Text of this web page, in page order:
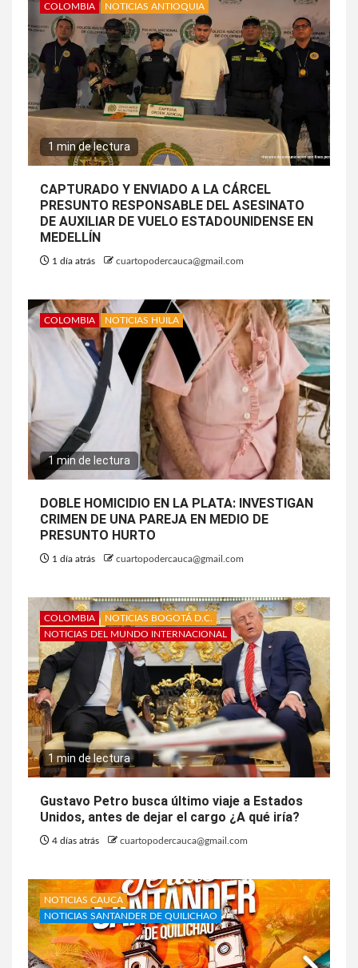
COLOMBIA NOTICIAS ANTIOQUIA
1 min de lectura
CAPTURADO Y ENVIADO A LA CÁRCEL
PRESUNTO RESPONSABLE DEL ASESINATO
DE AUXILIAR DE VUELO ESTADOUNIDENSE EN
MEDELLÍN
1 día atrás cuartopodercauca@gmail.com
COLOMBIA NOTICIAS HUILA
1 min de lectura
DOBLE HOMICIDIO EN LA PLATA: INVESTIGAN
CRIMEN DE UNA PAREJA EN MEDIO DE
PRESUNTO HURTO
1 día atrás cuartopodercauca@gmail.com
COLOMBIA
NOTICIAS BOGOTÁ D.C.
NOTICIAS DEL MUNDO INTERNACIONAL
1 min de lectura
Gustavo Petro busca último viaje a Estados
Unidos, antes de dejar el cargo ¿A qué iría?
4 días atrás cuartopodercauca@gmail.com
NOTICIAS CAUCA
NOTICIAS SANTANDER DE QUILICHAO